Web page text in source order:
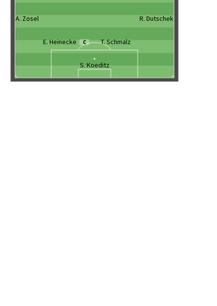
A. Zosel R. Dutschek
E. Heinecke C T. Schmalz
S. Koeditz